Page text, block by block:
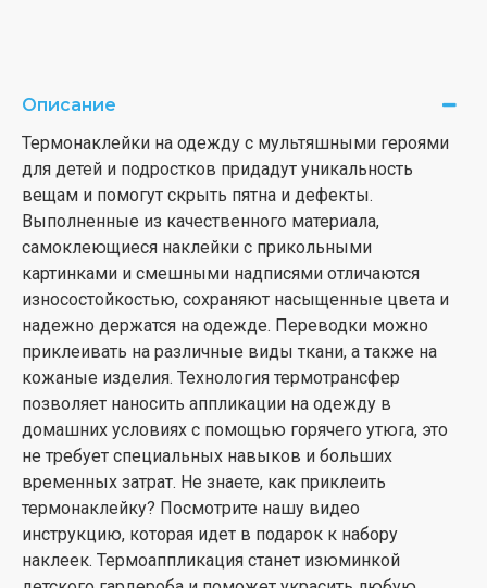
Описание
Термонаклейки на одежду с мультяшными героями
для детей и подростков придадут уникальность
вещам и помогут скрыть пятна и дефекты.
Выполненные из качественного материала,
самоклеющиеся наклейки с прикольными
картинками и смешными надписями отличаются
износостойкостью, сохраняют насыщенные цвета и
надежно держатся на одежде. Переводки можно
приклеивать на различные виды ткани, а также на
кожаные изделия. Технология термотрансфер
позволяет наносить аппликации на одежду в
домашних условиях с помощью горячего утюга, это
не требует специальных навыков и больших
временных затрат. Не знаете, как приклеить
термонаклейку? Посмотрите нашу видео
инструкцию, которая идет в подарок к набору
наклеек. Термоаппликация станет изюминкой